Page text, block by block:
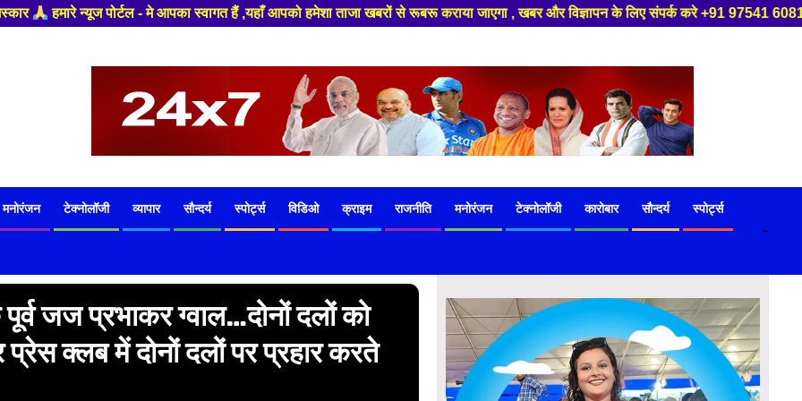
हैं ,यहाँ आपको हमेशा ताजा खबरों से रूबरू कराया जाएगा , खबर और विज्ञापन के लिए संपर्क करे +91 97541 60816 ,हमारे यूट्यूब चैनल को
मनोरंजन टेक्नोलॉजी व्यापार सौन्दर्य स्पोर्ट्स विडिओ क्राइम राजनीति मनोरंजन टेक्नोलॉजी कारोबार सौन्दर्य स्पोर्ट्स
-
जज प्रभाकर ग्वाल…दोनों दलों को
क्लब में दोनों दलों पर प्रहार करते